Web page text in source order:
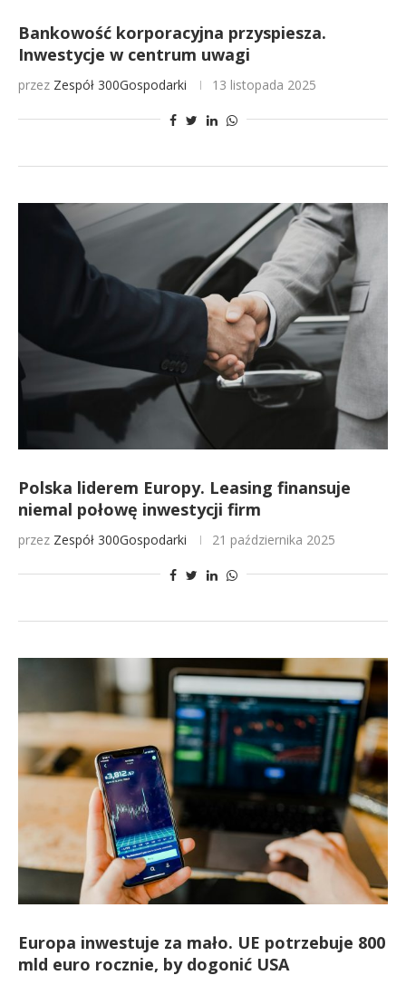
Bankowość korporacyjna przyspiesza.
Inwestycje w centrum uwagi
przez Zespół 300Gospodarki 13 listopada 2025
Polska liderem Europy. Leasing finansuje
niemal połowę inwestycji firm
przez Zespół 300Gospodarki 21 października 2025
Europa inwestuje za mało. UE potrzebuje 800
mld euro rocznie, by dogonić USA